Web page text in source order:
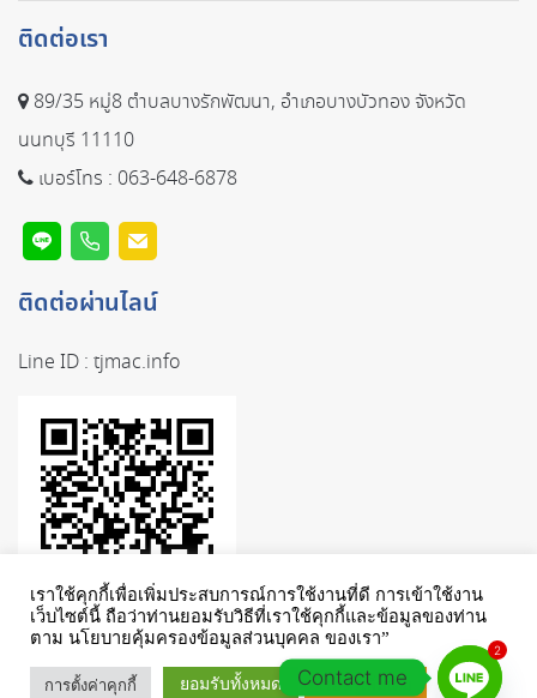
ติดต่อเรา
89/35 หมู่8 ตำบลบางรักพัฒนา, อำเภอบางบัวทอง จังหวัด
นนทบุรี 11110
เบอร์โทร : 063-648-6878
ติดต่อผ่านไลน์
Line ID : tjmac.info
เราใช้คุกกี้เพื่อเพิ่มประสบการณ์การใช้งานที่ดี การเข้าใช้งาน
เว็บไซต์นี้ ถือว่าท่านยอมรับวิธีที่เราใช้คุกกี้และข้อมูลของท่าน
ตาม นโยบายคุ้มครองข้อมูลส่วนบุคคล ของเรา”
การตั้งค่าคุกกี้ ยอมรับทั้งหมด เรียนรู้เพิ่มเติม
2
Contact me